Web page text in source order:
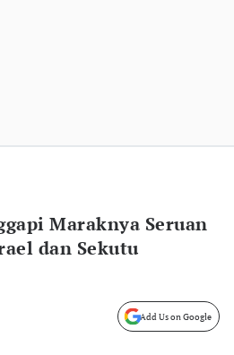
Maraknya Seruan
dan Sekutu
Add Us on Google